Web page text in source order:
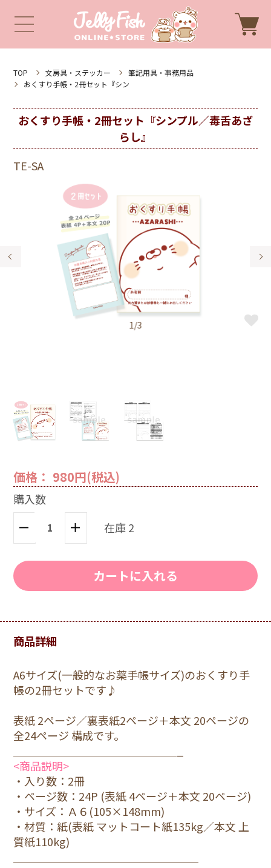
TOP 文房具・ステッカー
筆記用具・事務用品
おくすり手帳・2冊セット『シン
おくすり手帳・2冊セット『シンプル／毒舌あざ
らし』
TE-SA
1/3
価格： 980円(税込)
購入数
在庫 2
カートに入れる
商品詳細
A6サイズ(一般的なお薬手帳サイズ)のおくすり手
帳の2冊セットです♪
表紙 2ページ／裏表紙2ページ＋本文 20ページの
全24ページ 構成です。
<商品説明>
・入り数：2冊
・ページ数：24P (表紙 4ページ＋本文 20ページ)
・サイズ：Ａ６(105×148mm)
・材質：紙(表紙 マットコート紙135kg／本文 上
質紙110kg)